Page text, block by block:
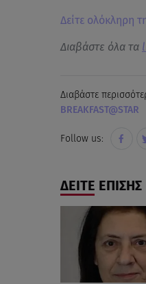
Δείτε ολόκληρη
Διαβάστε όλα τα
Διαβάστε
BREAKFAST@STAR
Follow us:
ΔΕΙΤΕ ΕΠΙΣΗΣ